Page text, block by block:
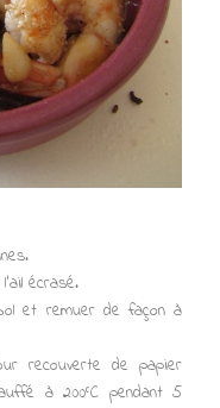
écrasé.
et remuer de façon à
recouverte de papier
à 200°C pendant 5